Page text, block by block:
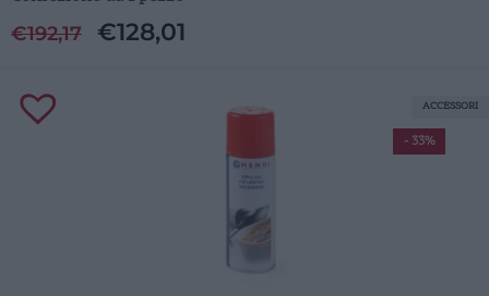
€192,17 €128,01
- 33%
ACCESSORI